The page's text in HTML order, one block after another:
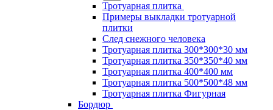
Тротуарная плитка
Примеры выкладки тротуарной
плитки
След снежного человека
Тротуарная плитка 300*300*30 мм
Тротуарная плитка 350*350*40 мм
Тротуарная плитка 400*400 мм
Тротуарная плитка 500*500*48 мм
Тротуарная плитка Фигурная
Бордюр